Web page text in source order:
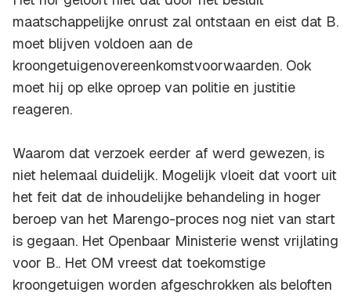
maatschappelijke onrust zal ontstaan en eist dat B.
moet blijven voldoen aan de
kroongetuigenovereenkomstvoorwaarden. Ook
moet hij op elke oproep van politie en justitie
reageren.
Waarom dat verzoek eerder af werd gewezen, is
niet helemaal duidelijk. Mogelijk vloeit dat voort uit
het feit dat de inhoudelijke behandeling in hoger
beroep van het Marengo-proces nog niet van start
is gegaan. Het Openbaar Ministerie wenst vrijlating
voor B.. Het OM vreest dat toekomstige
kroongetuigen worden afgeschrokken als beloften